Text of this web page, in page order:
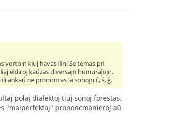
vortojn kiuj havas ilin! Se temas pri
eldiroj kaŭzas diversajn humuraĵojn.
ili ankaŭ ne prononcas la sonojn ĉ, ŝ, ĝ.
polaj dialektoj tiuj sonoj forestas.
"malperfektaj" prononcmanieroj aŭ